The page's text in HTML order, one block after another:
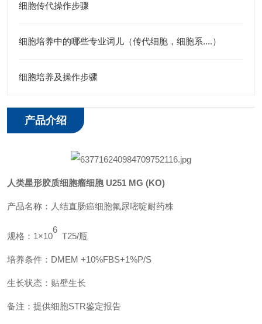
细胞传代操作步骤
细胞培养中的哪些专业词儿（传代细胞，细胞系....）
细胞培养及操作步骤
产品介绍
人类星形胶质细胞瘤细胞 U251 MG (KO)
产品名称：人结直肠癌细胞氟尿嘧啶耐药株
规格： 1×10
6
T25/瓶
培养条件： DMEM +10%FBS+1%P/S
生长状态：贴壁生长
备注：提供细胞STR鉴定报告